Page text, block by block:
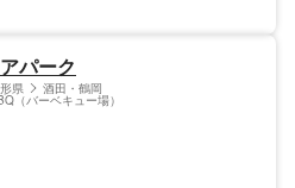
パーク
県 酒田・鶴岡
（バーベキュー場）